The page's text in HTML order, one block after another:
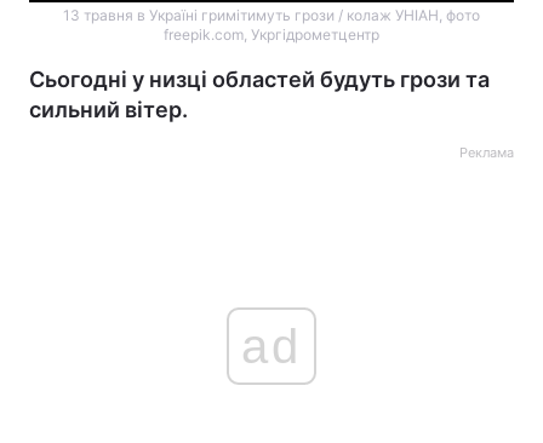
13 травня в Україні гримітимуть грози / колаж УНІАН, фото
freepik.com, Укргідрометцентр
Сьогодні у низці областей будуть грози та
сильний вітер.
Реклама
ad